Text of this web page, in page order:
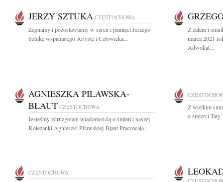
JERZY SZTUKA CZĘSTOCHOWA
Żegnamy i pozostawiamy w sercu i pamięci Jerzego
Sztukę wspaniałego Artystę i Człowieka...
Z żalem i
marca 2021
Adwokat...
AGNIESZKA PILAWSKA-
BŁAUT CZĘSTOCHOWA
Jesteśmy zdruzgotani wiadomością o śmierci naszej
Koleżanki Agnieszki Pilawskiej-Błaut Pracowała...
Z wielkim
o śmierci Taty
CZĘSTOCHOWA